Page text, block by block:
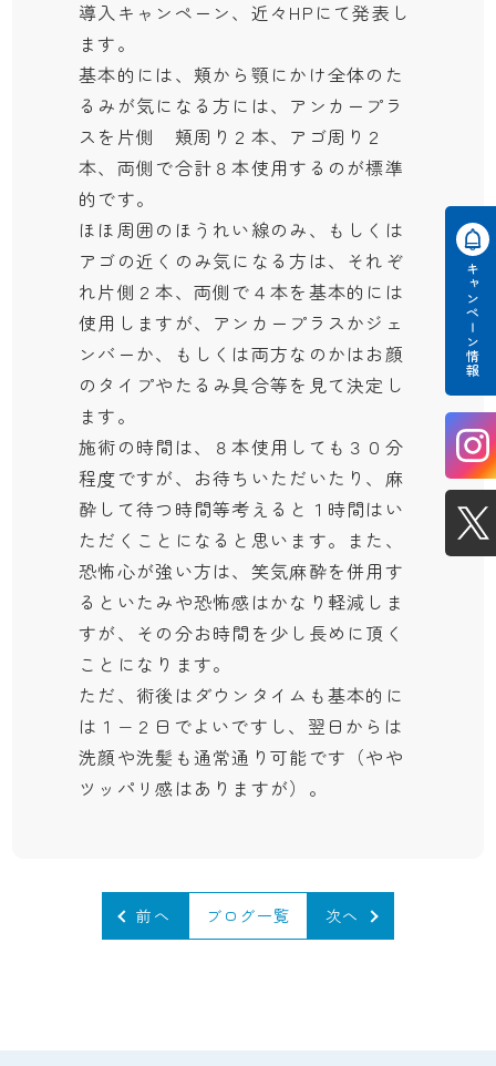
導入キャンペーン、近々HPにて発表し
ます。
基本的には、頬から顎にかけ全体のた
るみが気になる方には、アンカープラ
スを片側 頬周り２本、アゴ周り２
本、両側で合計８本使用するのが標準
的です。
ほほ周囲のほうれい線のみ、もしくは
アゴの近くのみ気になる方は、それぞ
れ片側２本、両側で４本を基本的には
使用しますが、アンカープラスかジェ
ンバーか、もしくは両方なのかはお顔
のタイプやたるみ具合等を見て決定し
ます。
施術の時間は、８本使用しても３０分
程度ですが、お待ちいただいたり、麻
酔して待つ時間等考えると１時間はい
ただくことになると思います。また、
恐怖心が強い方は、笑気麻酔を併用す
るといたみや恐怖感はかなり軽減しま
すが、その分お時間を少し長めに頂く
ことになります。
ただ、術後はダウンタイムも基本的に
は１−２日でよいですし、翌日からは
洗顔や洗髪も通常通り可能です（やや
ツッパリ感はありますが）。
前へ ブログ一覧 次へ
キャンペーン情報